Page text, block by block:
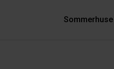
Sommerhuse